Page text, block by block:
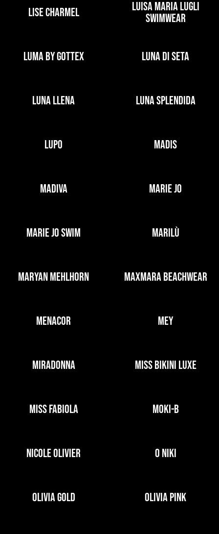
LISE CHARMEL
LUISA MARIA LUGLI
SWIMWEAR
LUMA BY GOTTEX LUNA DI SETA
LUNA LLENA LUNA SPLENDIDA
LUPO MADIS
MADIVA MARIE JO
MARIE JO SWIM MARILÙ
MARYAN MEHLHORN MAXMARA BEACHWEAR
MENACOR MEY
MIRADONNA MISS BIKINI LUXE
MISS FABIOLA MOKI-B
NICOLE OLIVIER O NIKI
OLIVIA GOLD OLIVIA PINK